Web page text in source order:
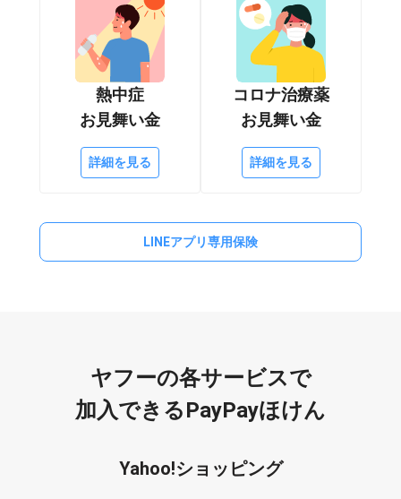
熱中症
お見舞い金
詳細を見る
コロナ治療薬
お見舞い金
詳細を見る
LINEアプリ専用保険
ヤフーの各サービスで
加入できるPayPayほけん
Yahoo!ショッピング